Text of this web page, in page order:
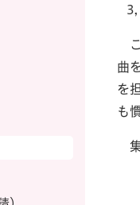
3
こ
曲
を
も
集